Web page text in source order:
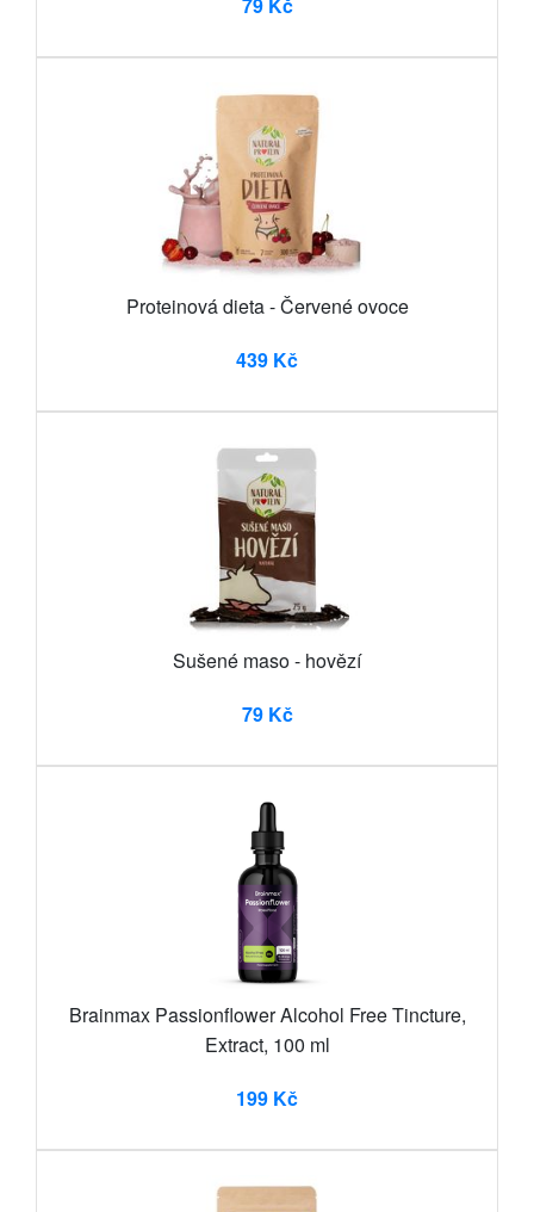
79 Kč
Proteinová dieta - Červené ovoce
439 Kč
Sušené maso - hovězí
79 Kč
Brainmax Passionflower Alcohol Free Tincture,
Extract, 100 ml
199 Kč